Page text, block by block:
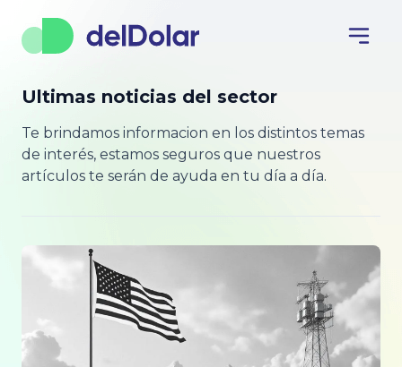
Ultimas noticias del sector
Te brindamos informacion en los distintos temas
de interés, estamos seguros que nuestros
artículos te serán de ayuda en tu día a día.